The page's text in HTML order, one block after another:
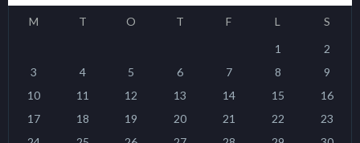
M T O T F L
S
1
2
3
4 5 6 7 8
9
10
11 12 13 14 15
16
17
18 19 20 21 22
23